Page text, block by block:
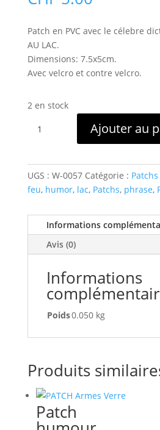
Patch en PVC avec le célebre
AU LAC.
Dimensions: 7.5x5cm.
Avec velcro et contre velcro.
2 en stock
pas
le
au
Ajouter au
UGS : W-0057 Catégorie : Patchs
feu, humor, lac, Patchs, phrase,
Informations
Avis (0)
Informations
Poids0.050 kg
Produits
Patch